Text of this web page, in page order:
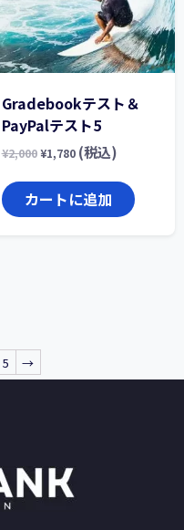
Gradebookテスト＆
PayPalテスト5
¥2,000 ¥1,780 (税込)
カートに追加
5 →